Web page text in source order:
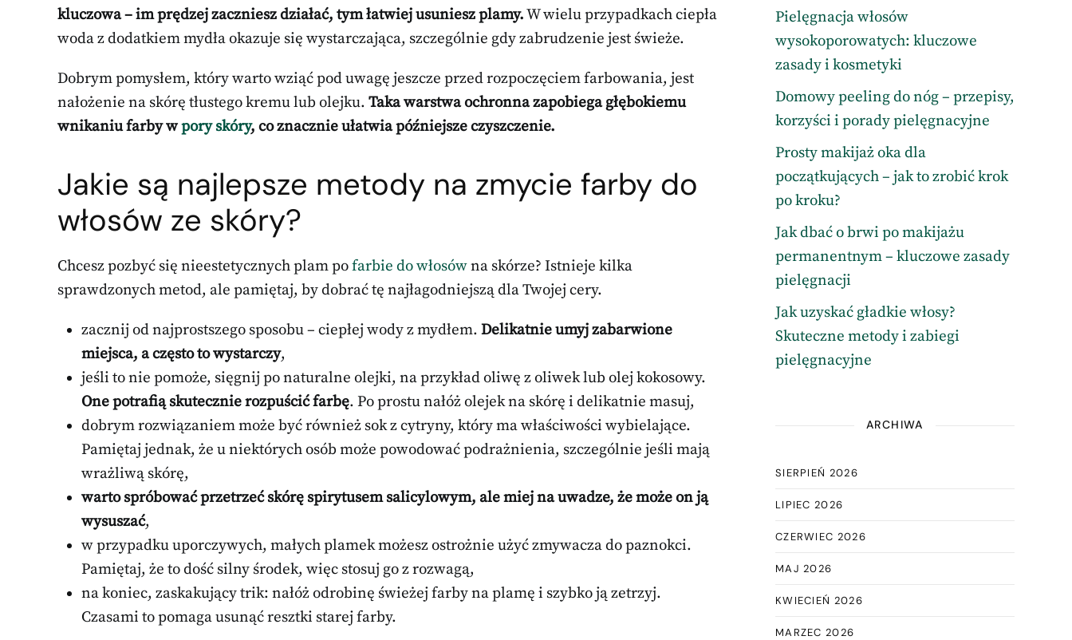
kluczowa – im prędzej zaczniesz działać, tym łatwiej usuniesz plamy.W wielu przypadkach ciepła
woda z dodatkiem mydła okazuje się wystarczająca, szczególnie gdy zabrudzenie jest świeże.
Dobrym pomysłem, który warto wziąć pod uwagę jeszcze przed rozpoczęciem farbowania, jest
nałożenie na skórę tłustego kremu lub olejku. Taka warstwa ochronna zapobiega głębokiemu
wnikaniu farby wpory skóry, co znacznie ułatwia późniejsze czyszczenie.
Jakie są najlepsze metody na zmycie farby do
włosów ze skóry?
Chcesz pozbyć się nieestetycznych plam pofarbie do włosówna skórze? Istnieje kilka
sprawdzonych metod, ale pamiętaj, by dobrać tę najłagodniejszą dla Twojej cery.
zacznij od najprostszego sposobu – ciepłej wody z mydłem. Delikatnie umyj zabarwione
miejsca, a często to wystarczy,
jeśli to nie pomoże, sięgnij po naturalne olejki, na przykład oliwę z oliwek lub olej kokosowy.
One potrafią skutecznie rozpuścić farbę. Po prostu nałóż olejek na skórę i delikatnie masuj,
dobrym rozwiązaniem może być również sok z cytryny, który ma właściwości wybielające.
Pamiętaj jednak, że u niektórych osób może powodować podrażnienia, szczególnie jeśli mają
wrażliwą skórę,
warto spróbować przetrzeć skórę spirytusem salicylowym, ale miej na uwadze, że może on ją
wysuszać,
w przypadku uporczywych, małych plamek możesz ostrożnie użyć zmywacza do paznokci.
Pamiętaj, że to dość silny środek, więc stosuj go z rozwagą,
na koniec, zaskakujący trik: nałóż odrobinę świeżej farby na plamę i szybko ją zetrzyj.
Czasami to pomaga usunąć resztki starej farby.
Pielęgnacja włosów
wysokoporowatych: kluczowe
zasady i kosmetyki
Domowy peeling do nóg – przepisy,
korzyści i porady pielęgnacyjne
Prosty makijaż oka dla
początkujących – jak to zrobić krok
po kroku?
Jak dbać o brwi po makijażu
permanentnym – kluczowe zasady
pielęgnacji
Jak uzyskać gładkie włosy?
Skuteczne metody i zabiegi
pielęgnacyjne
ARCHIWA
SIERPIEŃ 2026
LIPIEC 2026
CZERWIEC 2026
MAJ 2026
KWIECIEŃ 2026
MARZEC 2026